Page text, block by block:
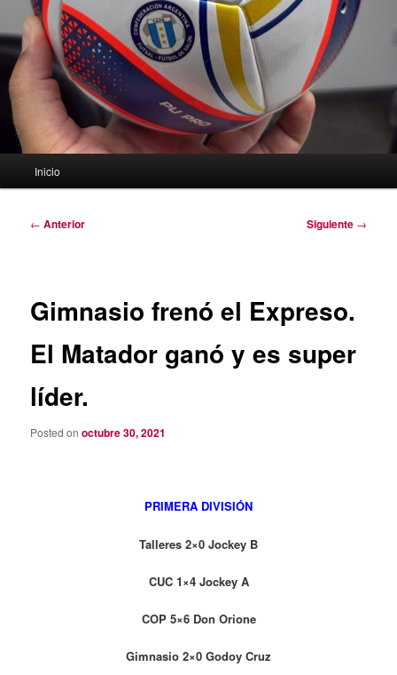
Inicio
Navegación
← Anterior Siguiente →
Gimnasio frenó el Expreso.
El Matador ganó y es super
líder.
Posted onoctubre 30, 2021
PRIMERA DIVISIÓN
Talleres 2×0 Jockey B
CUC 1×4 Jockey A
COP 5×6 Don Orione
Gimnasio 2×0 Godoy Cruz